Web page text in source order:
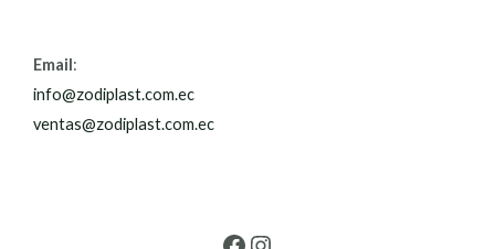
Email:
info@zodiplast.com.ec
ventas@zodiplast.com.ec